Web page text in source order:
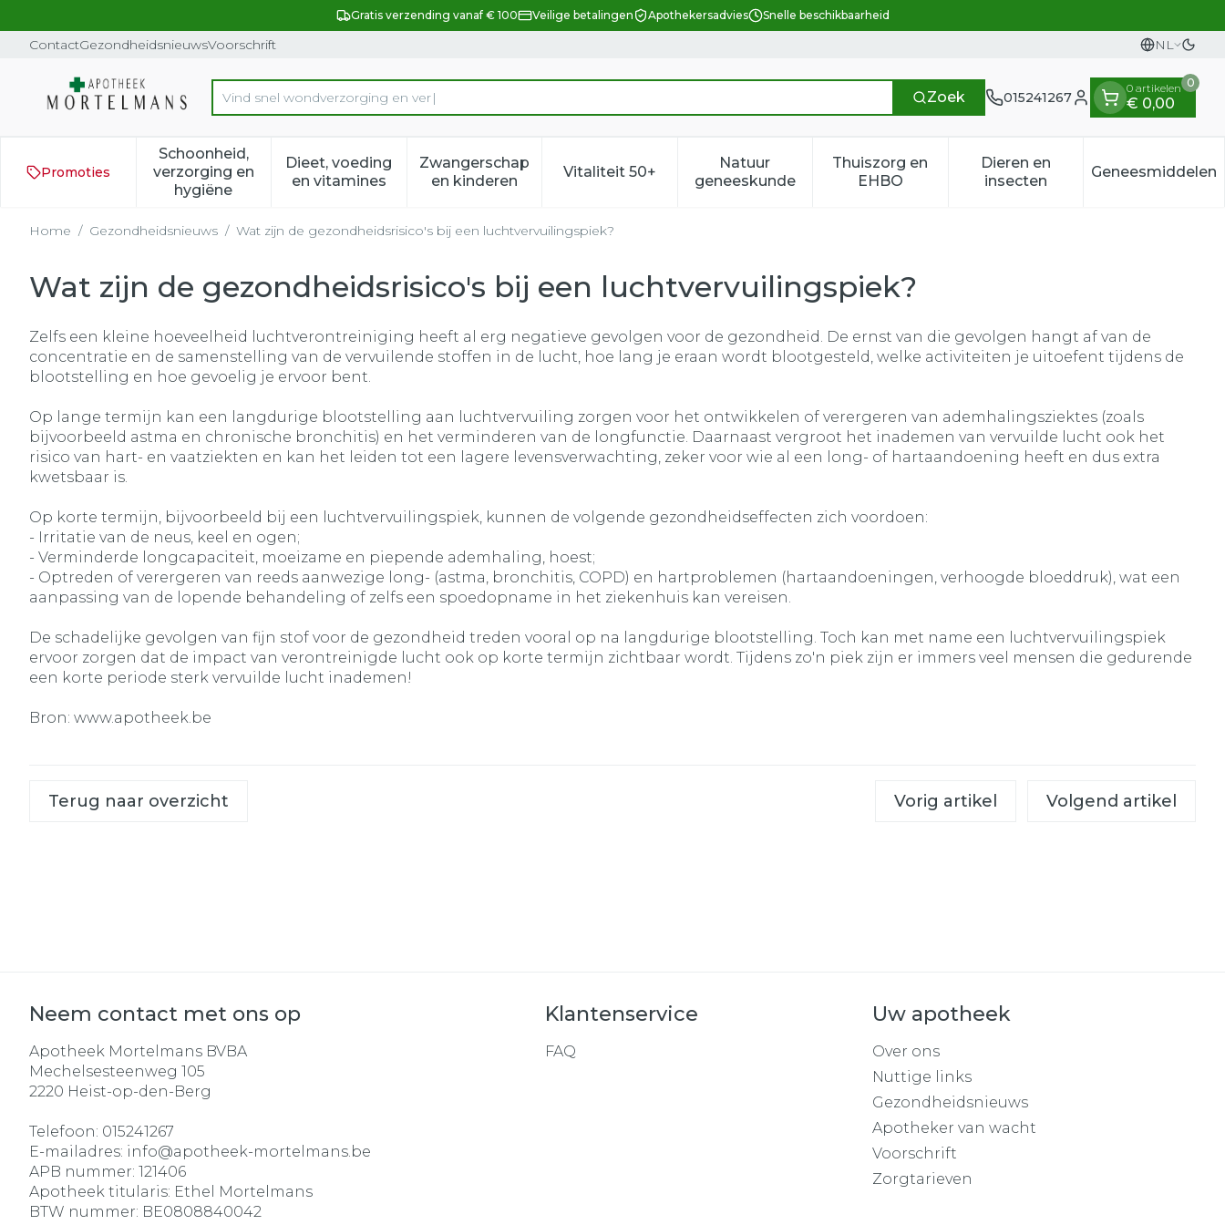
Gratis verzending vanaf € 100 Veilige betalingen Apothekersadvies Snelle beschikbaarheid
ContactGezondheidsnieuwsVoorschrift NL
Talen
Product, merk, categorie...
Vind snel wondverzor Zoek 015241267
Klant menu
0 artikelen
€ 0,00
0
Promoties
Schoonheid,
verzorging en
hygiëne
Toon submenu voor Schoonheid, verzorging en hygiëne categorie
Dieet, voeding
en vitaminesToon submenu voor Dieet, voeding en vitamines categorie
Zwangerschap
en kinderenToon submenu voor Zwangerschap en kinderen categorie
Vitaliteit 50+Toon submenu voor Vitaliteit 50+ categorie
Natuur
geneeskunde
Toon submenu voor Natuur geneeskunde categorie
Thuiszorg en
EHBOToon submenu voor Thuiszorg en EHBO
Dieren en
insectenToon submenu voor Dieren
Geneesmiddelen
Toon
Home / Gezondheidsnieuws / Wat zijn de gezondheidsrisico's bij een luchtvervuilingspiek?
Wat zijn de gezondheidsrisico's bij een luchtvervuilingspiek?
Zelfs een kleine hoeveelheid luchtverontreiniging heeft al erg negatieve gevolgen voor de gezondheid. De ernst van die gevolgen hangt af van de
concentratie en de samenstelling van de vervuilende stoffen in de lucht, hoe lang je eraan wordt blootgesteld, welke activiteiten je uitoefent tijdens de
blootstelling en hoe gevoelig je ervoor bent.
Op lange termijn kan een langdurige blootstelling aan luchtvervuiling zorgen voor het ontwikkelen of verergeren van ademhalingsziektes (zoals
bijvoorbeeld astma en chronische bronchitis) en het verminderen van de longfunctie. Daarnaast vergroot het inademen van vervuilde lucht ook het
risico van hart- en vaatziekten en kan het leiden tot een lagere levensverwachting, zeker voor wie al een long- of hartaandoening heeft en dus extra
kwetsbaar is.
Op korte termijn, bijvoorbeeld bij een luchtvervuilingspiek, kunnen de volgende gezondheidseffecten zich voordoen:
- Irritatie van de neus, keel en ogen;
- Verminderde longcapaciteit, moeizame en piepende ademhaling, hoest;
- Optreden of verergeren van reeds aanwezige long- (astma, bronchitis, COPD) en hartproblemen (hartaandoeningen, verhoogde bloeddruk), wat een
aanpassing van de lopende behandeling of zelfs een spoedopname in het ziekenhuis kan vereisen.
De schadelijke gevolgen van fijn stof voor de gezondheid treden vooral op na langdurige blootstelling. Toch kan met name een luchtvervuilingspiek
ervoor zorgen dat de impact van verontreinigde lucht ook op korte termijn zichtbaar wordt. Tijdens zo'n piek zijn er immers veel mensen die gedurende
een korte periode sterk vervuilde lucht inademen!
Bron: www.apotheek.be
Terug naar overzicht Vorig artikel Volgend artikel
Neem contact met ons op
Apotheek Mortelmans BVBA
Mechelsesteenweg 105
2220 Heist-op-den-Berg
Telefoon: 015241267
E-mailadres: info@apotheek-mortelmans.be
APB nummer: 121406
Apotheek titularis: Ethel Mortelmans
BTW nummer: BE0808840042
Klantenservice
FAQ
Uw apotheek
Over ons
Nuttige links
Gezondheidsnieuws
Apotheker van wacht
Voorschrift
Zorgtarieven